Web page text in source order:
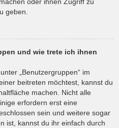
geben.
und wie trete ich ihnen
„Benutzergruppen“ im
beitreten möchtest, kannst du
machen. Nicht alle
erfordern erst eine
sein und weitere sogar
ist, kannst du ihr einfach durch